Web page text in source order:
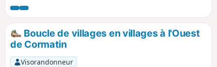
cette randonnée qui emprunte chemins et petites routes.
Boucle de villages en villages à l'Ouest
de Cormatin
Visorandonneur